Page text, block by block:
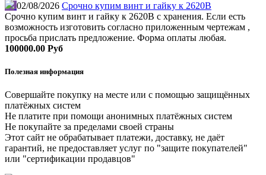
02/08/2026 Срочно купим винт и гайку к 2620В
Срочно купим винт и гайку к 2620В с хранения. Если есть
возможность изготовить согласно приложенным чертежам ,
просьба прислать предложение. Форма оплаты любая.
100000.00 Руб
Полезная информация
Совершайте покупку на месте или с помощью защищённых
платёжных систем
Не платите при помощи анонимных платёжных систем
Не покупайте за пределами своей страны
Этот сайт не обрабатывает платежи, доставку, не даёт
гарантий, не предоставляет услуг по "защите покупателей"
или "сертификации продавцов"